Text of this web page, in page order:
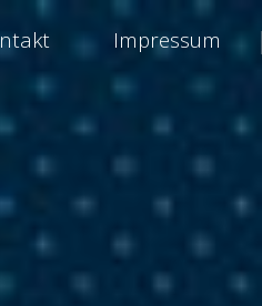
Impressum